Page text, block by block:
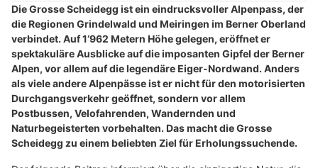
Die Grosse Scheidegg ist ein eindrucksvoller Alpenpass, der
die Regionen Grindelwald und Meiringen im Berner Oberland
verbindet. Auf 1‘962 Metern Höhe gelegen, eröffnet er
spektakuläre Ausblicke auf die imposanten Gipfel der Berner
Alpen, vor allem auf die legendäre Eiger-Nordwand. Anders
als viele andere Alpenpässe ist er nicht für den motorisierten
Durchgangsverkehr geöffnet, sondern vor allem
Postbussen, Velofahrenden, Wandernden und
Naturbegeisterten vorbehalten. Das macht die Grosse
Scheidegg zu einem beliebten Ziel für Erholungssuchende.